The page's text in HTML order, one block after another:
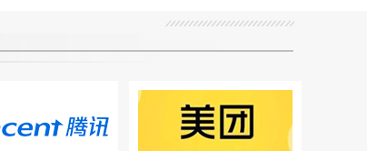
AI中国｜一“舞”
览山河！从世界
中国